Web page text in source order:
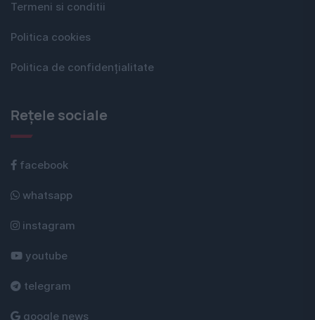
Termeni si conditii
Politica cookies
Politica de confidențialitate
Rețele sociale
facebook
whatsapp
instagram
youtube
telegram
google news